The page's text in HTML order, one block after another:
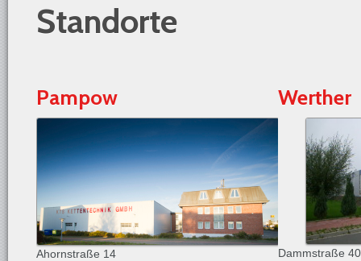
Standorte
Pampow
Ahornstraße 14
Werther
Dammstraße 40